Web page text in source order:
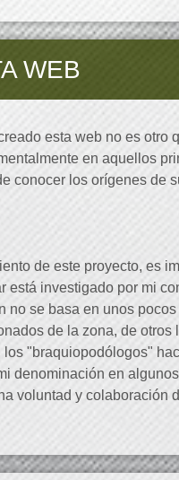
WEB
esta web no es otro
en aquellos
conocer los orígenes de
de este proyecto, es
está investigado por mi
no se basa en unos
de la zona, de
"braquiopodólogos"
denominación en
voluntad y colaboración